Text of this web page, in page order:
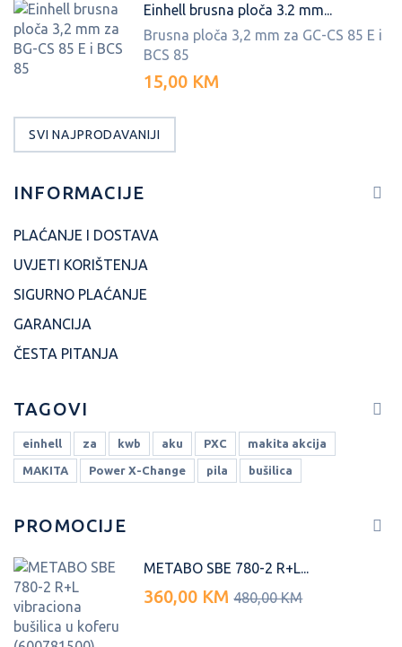
Einhell brusna ploča 3.2 mm...
Brusna ploča 3,2 mm za GC-CS 85 E i
BCS 85
15,00 KM
SVI NAJPRODAVANIJI
INFORMACIJE
PLAĆANJE I DOSTAVA
UVJETI KORIŠTENJA
SIGURNO PLAĆANJE
GARANCIJA
ČESTA PITANJA
TAGOVI
einhell za kwb aku PXC makita akcija
MAKITA Power X-Change pila bušilica
PROMOCIJE
METABO SBE 780-2 R+L...
360,00 KM480,00 KM